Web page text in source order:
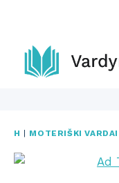
content
H | MOTERIŠKI VARDAI